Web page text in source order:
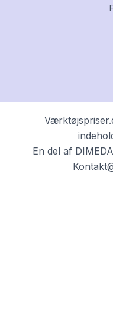
En del af